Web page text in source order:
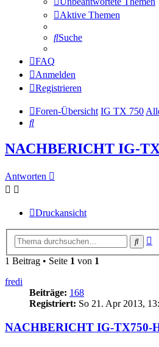
Aktive Themen
Suche
FAQ
Anmelden
Registrieren
Foren-Übersicht IG TX 750
Suche
NACHBERICHT IG-
Antworten
Druckansicht
Suche
1 Beitrag • Seite 1 von 1
fredi
Beiträge: 168
Registriert: So 21. Apr 2013,
NACHBERICHT IG-TX750-